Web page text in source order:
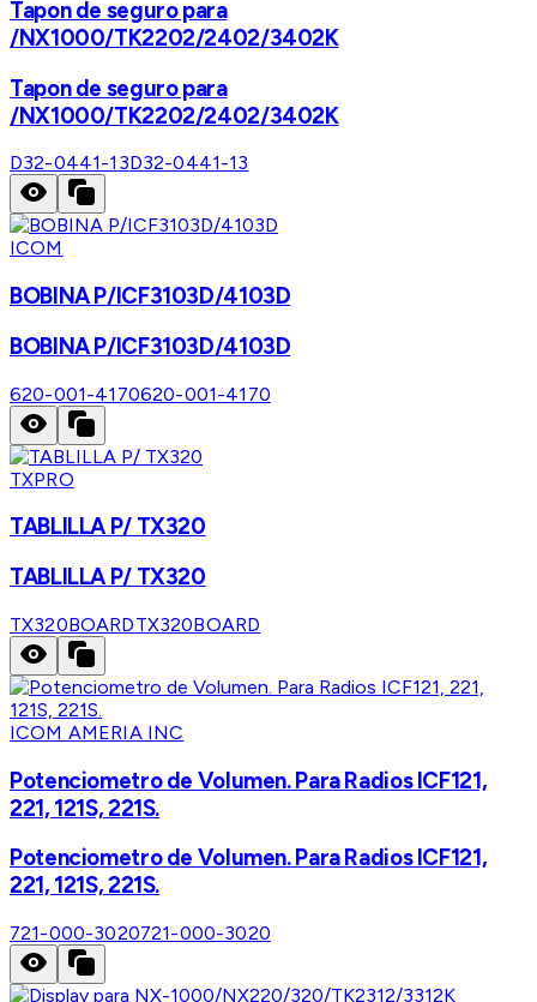
Tapon de seguro para
/NX1000/TK2202/2402/3402K
Tapon de seguro para
/NX1000/TK2202/2402/3402K
D32-0441-13D32-0441-13
ICOM
BOBINA P/ICF3103D/4103D
BOBINA P/ICF3103D/4103D
620-001-4170620-001-4170
TXPRO
TABLILLA P/ TX320
TABLILLA P/ TX320
TX320BOARDTX320BOARD
ICOM AMERIA INC
Potenciometro de Volumen. Para Radios ICF121,
221, 121S, 221S.
Potenciometro de Volumen. Para Radios ICF121,
221, 121S, 221S.
721-000-3020721-000-3020